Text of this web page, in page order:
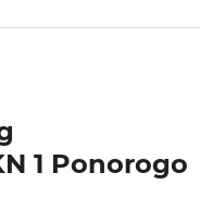
1 Ponorogo